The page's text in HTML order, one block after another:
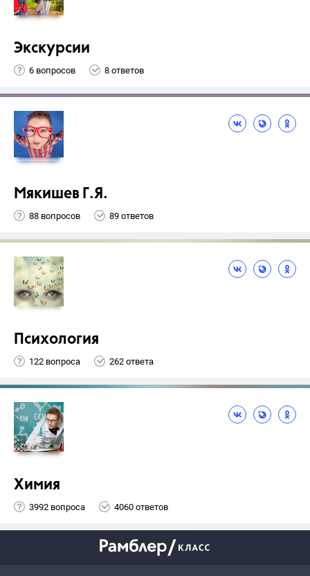
Экскурсии
6 вопросов 8 ответов
Мякишев Г.Я.
88 вопросов 89 ответов
Психология
122 вопроса 262 ответа
Химия
3992 вопроса 4060 ответов